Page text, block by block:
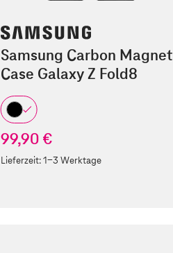
Samsung Carbon Magnet
Case Galaxy Z Fold8
99,90 €
Lieferzeit:1-3 Werktage